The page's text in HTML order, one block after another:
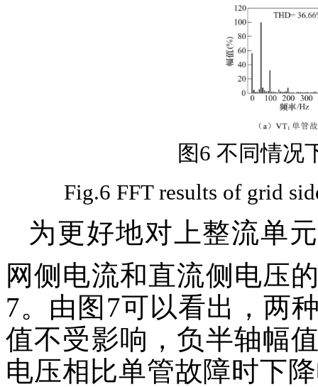
图6 不同情况
Fig.6 FFT results of grid
为更好地对上整流单
网侧电流和直流侧电压
7。由图7可以看出，两
值不受影响，负半轴幅
电压相比单管故障时下